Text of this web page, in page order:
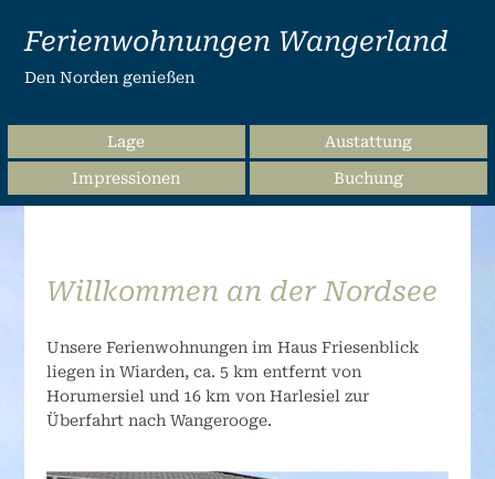
Ferienwohnungen Wangerland
Den Norden genießen
Lage Austattung
Impressionen Buchung
Willkommen an der Nordsee
Unsere Ferienwohnungen im Haus Friesenblick
liegen in Wiarden, ca. 5 km entfernt von
Horumersiel und 16 km von Harlesiel zur
Überfahrt nach Wangerooge.